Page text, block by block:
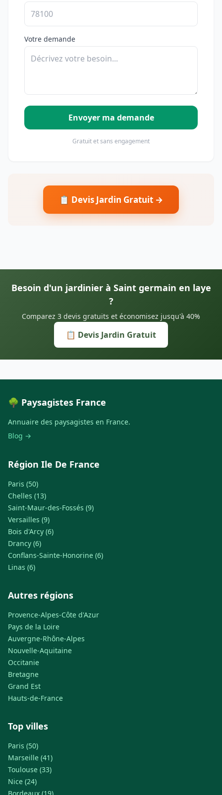
Votre demande
Envoyer ma demande
Gratuit et sans engagement
📋 Devis Jardin Gratuit →
Besoin d'un jardinier à Saint germain en laye
?
Comparez 3 devis gratuits et économisez jusqu'à 40%
📋 Devis Jardin Gratuit
🌳 Paysagistes France
Annuaire des paysagistes en France.
Blog →
Région Ile De France
Paris (50)
Chelles (13)
Saint-Maur-des-Fossés (9)
Versailles (9)
Bois d'Arcy (6)
Drancy (6)
Conflans-Sainte-Honorine (6)
Linas (6)
Autres régions
Provence-Alpes-Côte d'Azur
Pays de la Loire
Auvergne-Rhône-Alpes
Nouvelle-Aquitaine
Occitanie
Bretagne
Grand Est
Hauts-de-France
Top villes
Paris (50)
Marseille (41)
Toulouse (33)
Nice (24)
Bordeaux (19)